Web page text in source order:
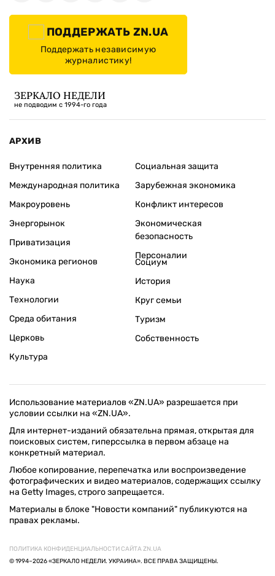
ПОДДЕРЖАТЬ ZN.UA
Поддержать независимую
журналистику!
ЗЕРКАЛО НЕДЕЛИ
не подводим с 1994-го года
АРХИВ
Внутренняя политика
Международная политика
Макроуровень
Энергорынок
Приватизация
Экономика регионов
Социальная защита
Зарубежная экономика
Конфликт интересов
Экономическая
безопасность
Персоналии
Наука
Технологии
Среда обитания
Церковь
Культура
Социум
История
Круг семьи
Туризм
Собственность
Использование материалов «ZN.UA» разрешается при
условии ссылки на «ZN.UA».
Для интернет-изданий обязательна прямая, открытая для
поисковых систем, гиперссылка в первом абзаце на
конкретный материал.
Любое копирование, перепечатка или воспроизведение
фотографических и видео материалов, содержащих ссылку
на Getty Images, строго запрещается.
Материалы в блоке "Новости компаний" публикуются на
правах рекламы.
ПОЛИТИКА КОНФИДЕНЦИАЛЬНОСТИ САЙТА ZN.UA
© 1994–2026 «ЗЕРКАЛО НЕДЕЛИ. УКРАИНА». ВСЕ ПРАВА ЗАЩИЩЕНЫ.